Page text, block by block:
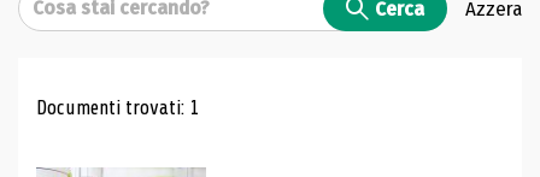
Cerca Azzera
Risultati di ricerca
Documenti trovati: 1